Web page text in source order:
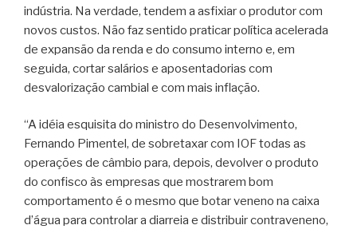
indústria. Na verdade, tendem a asfixiar o produtor com
novos custos. Não faz sentido praticar política acelerada
de expansão da renda e do consumo interno e, em
seguida, cortar salários e aposentadorias com
desvalorização cambial e com mais inflação.
“A idéia esquisita do ministro do Desenvolvimento,
Fernando Pimentel, de sobretaxar com IOF todas as
operações de câmbio para, depois, devolver o produto
do confisco às empresas que mostrarem bom
comportamento é o mesmo que botar veneno na caixa
d’água para controlar a diarreia e distribuir contraveneno,